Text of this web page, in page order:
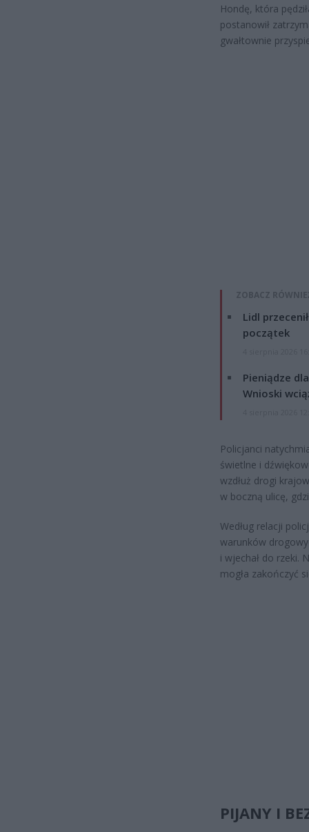
Hondę, która
postanowił
gwałtownie
ZOBACZ
Lidl
początek
Pieniądze
Wnioski
Policjanci
świetlne i
wzdłuż drogi
w boczną ulicę,
Według relacji
warunków
i wjechał do rzeki.
mogła zakończyć
PIJANY I